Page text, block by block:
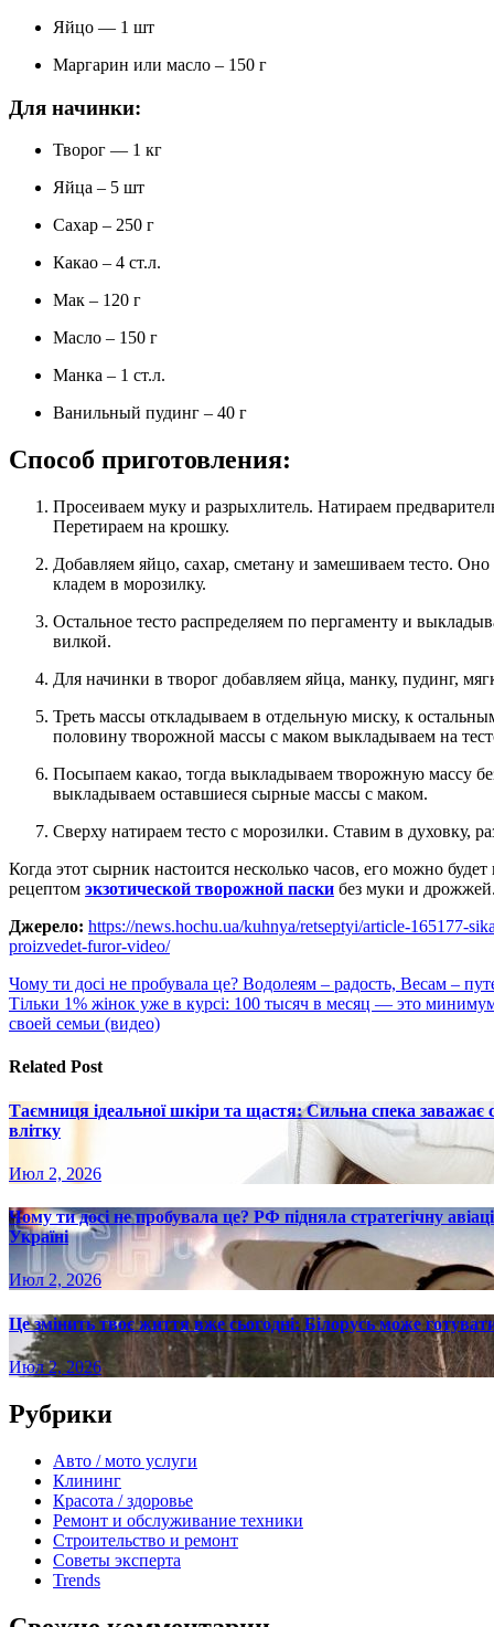
Яйцо — 1 шт
Маргарин или масло – 150 г
Для начинки:
Творог — 1 кг
Яйца – 5 шт
Сахар – 250 г
Какао – 4 ст.л.
Мак – 120 г
Масло – 150 г
Манка – 1 ст.л.
Ванильный пудинг – 40 г
Способ приготовления:
Просеиваем муку и разрыхлитель. Натираем предварительно подмороженный маргарин или сливочное масло.
Перетираем на крошку.
Добавляем яйцо, сахар, сметану и замешиваем тесто. Оно должно получиться густым и эластичным. Треть теста
кладем в морозилку.
Остальное тесто распределяем по пергаменту и выкладываем в форму. Делаем бортики и прокалываем все
вилкой.
Для начинки в творог добавляем яйца, манку, пудинг,
Треть массы откладываем в отдельную миску, к остальным добавляем сухой молотый мак. Перемешиваем,
половину творожной массы с маком выкладываем на
Посыпаем какао, тогда выкладываем творожную массу без мака. Снова посыпаем тонким слоем какао и
выкладываем оставшиеся сырные массы с маком.
Сверху натираем тесто с морозилки. Ставим в духовку,
Когда этот сырник настоится несколько часов, его можно
рецептом экзотической творожной паски без муки и
Джерело: https://news.hochu.ua/kuhnya/retseptyi/article-165177-
proizvedet-furor-video/
Навигация
по
Чому ти досі не пробувала це? Водолеям – радость, Весам –
Тільки 1% жінок уже в курсі: 100 тысяч в месяц — это
своей семьи (видео)
Related Post
Таємниця ідеальної шкіри та щастя: Сильна спека
влітку
Июл 2, 2026
Чому ти досі не пробувала це? РФ підняла стратегічну
Україні
Июл 2, 2026
Це змінить твоє життя вже сьогодні: Білорусь може
Июл 2, 2026
Рубрики
Авто / мото услуги
Клининг
Красота / здоровье
Ремонт и обслуживание техники
Строительство и ремонт
Советы эксперта
Trends